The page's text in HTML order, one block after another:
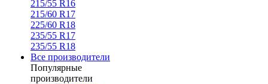
215/55 R16
215/60 R17
225/60 R18
235/55 R17
235/55 R18
Все производители
Популярные
производители